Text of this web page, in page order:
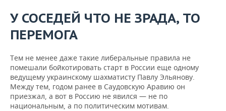
У СОСЕДЕЙ ЧТО НЕ ЗРАДА, ТО
ПЕРЕМОГА
Тем не менее даже такие либеральные правила не
помешали бойкотировать старт в России еще одному
ведущему украинскому шахматисту Павлу Эльянову.
Между тем, годом ранее в Саудовскую Аравию он
приезжал, а вот в Россию не явился — не по
национальным, а по политическим мотивам.